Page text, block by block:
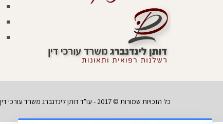
כל הזכויות שמורות © 2017 - עו"ד דותן לינדנברג משרד עורכי דין